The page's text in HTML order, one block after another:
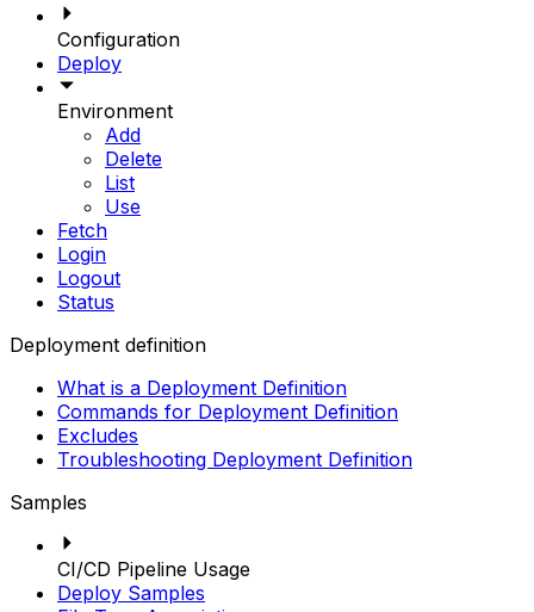
Configuration
Deploy
Environment
Add
Delete
List
Use
Fetch
Login
Logout
Status
Deployment definition
What is a Deployment Definition
Commands for Deployment Definition
Excludes
Troubleshooting Deployment Definition
Samples
CI/CD Pipeline Usage
Deploy Samples